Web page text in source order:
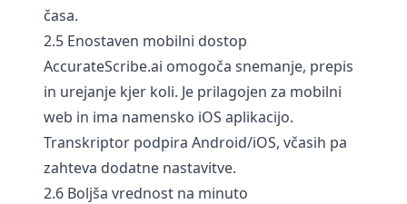
časa.
2.5 Enostaven mobilni dostop
AccurateScribe.ai omogoča snemanje, prepis
in urejanje kjer koli. Je prilagojen za mobilni
web in ima namensko iOS aplikacijo.
Transkriptor podpira Android/iOS, včasih pa
zahteva dodatne nastavitve.
2.6 Boljša vrednost na minuto